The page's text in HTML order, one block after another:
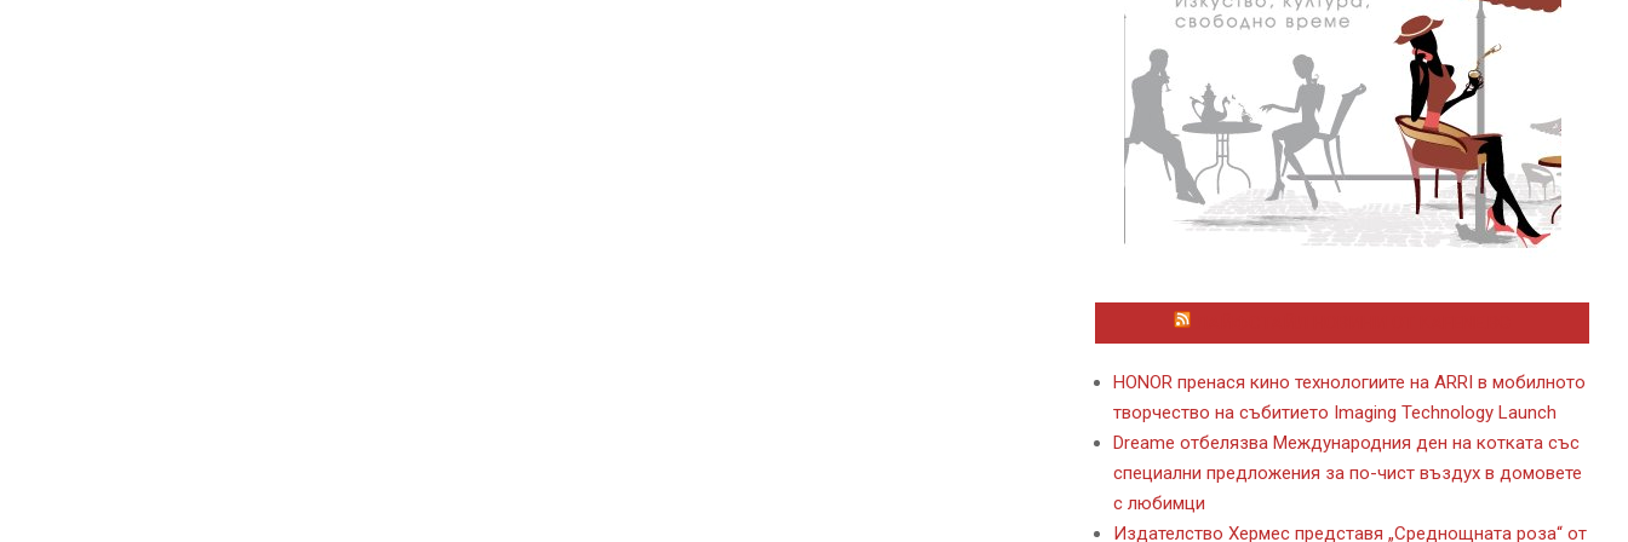
HONOR пренася кино технологиите на ARRI в мобилното
творчество на събитието Imaging Technology Launch
Dreame отбелязва Международния ден на котката със
специални предложения за по-чист въздух в домовете
с любимци
Издателство Хермес представя „Среднощната роза“ от